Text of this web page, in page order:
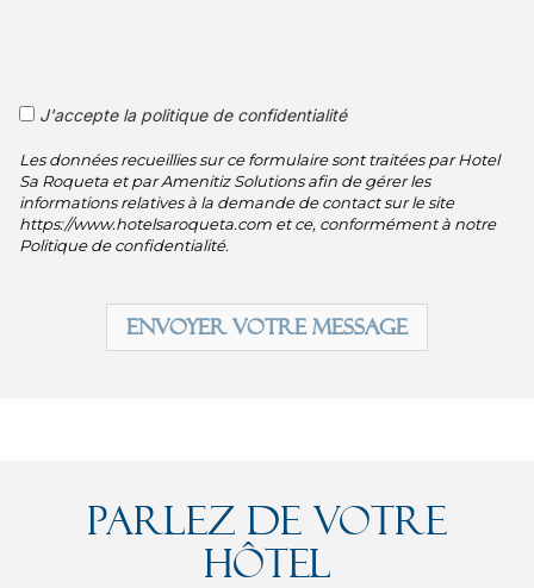
J'accepte la politique de confidentialité
Les données recueillies sur ce formulaire sont traitées par Hotel
Sa Roqueta et par Amenitiz Solutions afin de gérer les
informations relatives à la demande de contact sur le site
https://www.hotelsaroqueta.com et ce, conformément à notre
Politique de confidentialité.
Parlez de votre
hôtel